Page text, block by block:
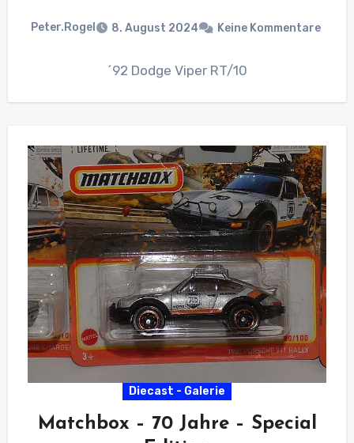
Peter.Rogel 8. August 2024 Keine Kommentare
´92 Dodge Viper RT/10
Diecast - Galerie
Matchbox – 70 Jahre – Special